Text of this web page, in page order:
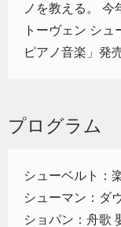
ノを教える。 今
トーヴェン シ
ピアノ音楽」発売
プログラム
シューベルト：
シューマン：ダ
ショパン：舟歌